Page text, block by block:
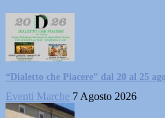
“Dialetto che Piacere” dal 20 al 25
Eventi Marche 7 Agosto 2026